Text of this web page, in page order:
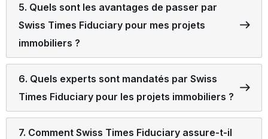
5. Quels sont les avantages de passer par
Swiss Times Fiduciary pour mes projets
immobiliers ?
6. Quels experts sont mandatés par Swiss
Times Fiduciary pour les projets immobiliers ?
7. Comment Swiss Times Fiduciary assure-t-il